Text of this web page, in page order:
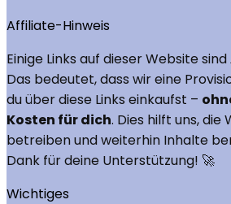
Affiliate-Hinweis
Einige Links auf dieser Website sind
Das bedeutet, dass wir eine
du über diese Links einkaufst –
Kosten für dich. Dies hilft uns, die
betreiben und weiterhin Inhalte
Dank für deine Unterstützung! 🚀
Wichtiges